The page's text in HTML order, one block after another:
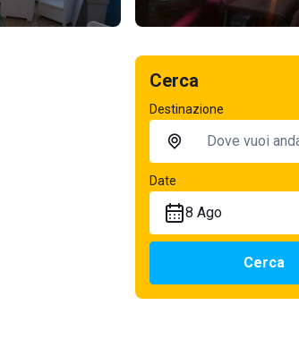
Cerca
Destinazione
Date
8 Ago
Cerca